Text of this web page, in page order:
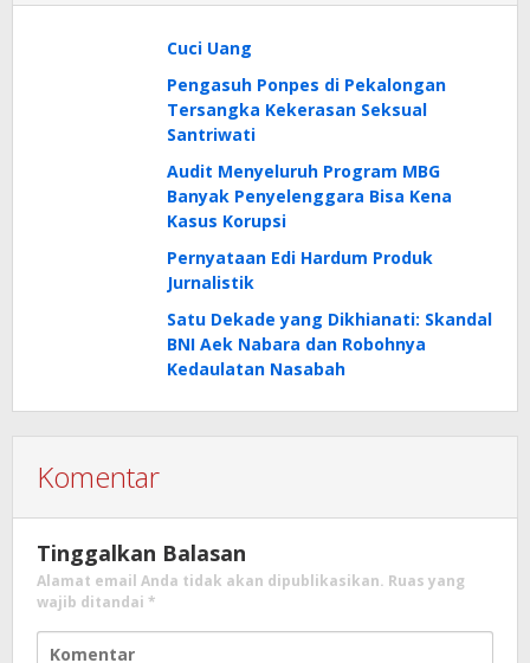
Cuci Uang
Pengasuh Ponpes di Pekalongan
Tersangka Kekerasan Seksual
Santriwati
Audit Menyeluruh Program MBG
Banyak Penyelenggara Bisa Kena
Kasus Korupsi
Pernyataan Edi Hardum Produk
Jurnalistik
Satu Dekade yang Dikhianati: Skandal
BNI Aek Nabara dan Robohnya
Kedaulatan Nasabah
Komentar
Tinggalkan Balasan
Alamat email Anda tidak akan dipublikasikan. Ruas yang
wajib ditandai *